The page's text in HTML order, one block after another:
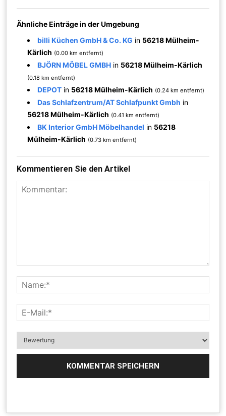
Ähnliche Einträge in der Umgebung
billi Küchen GmbH & Co. KG in 56218 Mülheim-
Kärlich (0.00 km entfernt)
BJÖRN MÖBEL GMBH in 56218 Mülheim-Kärlich
(0.18 km entfernt)
DEPOT in 56218 Mülheim-Kärlich (0.24 km entfernt)
Das Schlafzentrum/AT Schlafpunkt Gmbh in
56218 Mülheim-Kärlich (0.41 km entfernt)
BK Interior GmbH Möbelhandel in 56218
Mülheim-Kärlich (0.73 km entfernt)
Kommentieren Sie den Artikel